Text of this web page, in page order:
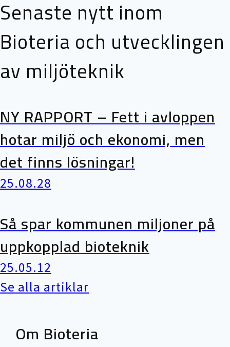
Senaste nytt inom
Bioteria och utvecklingen
av miljöteknik
NY RAPPORT – Fett i avloppen
hotar miljö och ekonomi, men
det finns lösningar!
25.08.28
Så spar kommunen miljoner på
uppkopplad bioteknik
25.05.12
Se alla artiklar
Om Bioteria